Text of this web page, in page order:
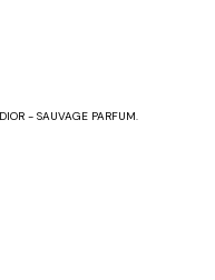
DIOR - SAUVAGE PARFUM.